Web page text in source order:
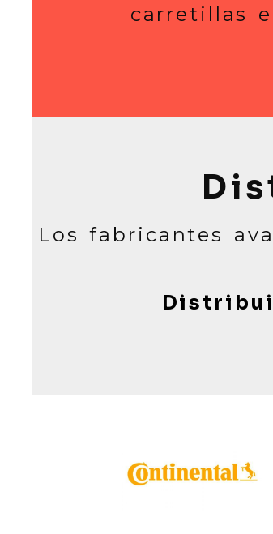
carretillas
Los fabricantes